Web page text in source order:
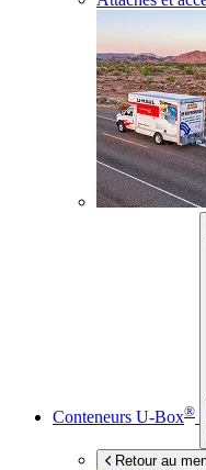
Conteneurs U-Box®
Retour au